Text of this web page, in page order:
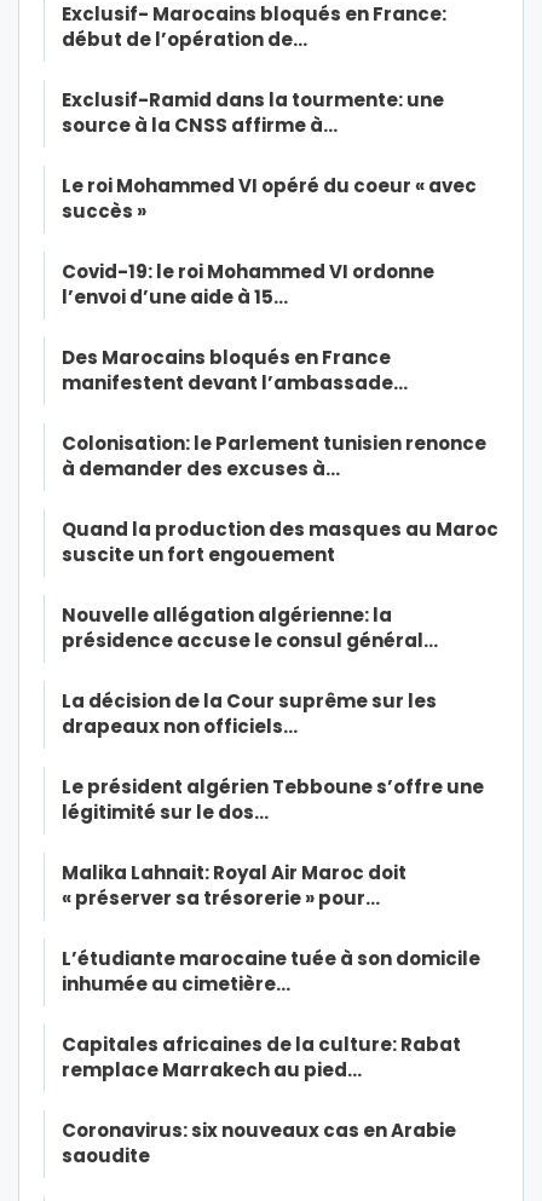
Exclusif- Marocains bloqués en France:
début de l’opération de…
Exclusif-Ramid dans la tourmente: une
source à la CNSS affirme à…
Le roi Mohammed VI opéré du coeur « avec
succès »
Covid-19: le roi Mohammed VI ordonne
l’envoi d’une aide à 15…
Des Marocains bloqués en France
manifestent devant l’ambassade…
Colonisation: le Parlement tunisien renonce
à demander des excuses à…
Quand la production des masques au Maroc
suscite un fort engouement
Nouvelle allégation algérienne: la
présidence accuse le consul général…
La décision de la Cour suprême sur les
drapeaux non officiels…
Le président algérien Tebboune s’offre une
légitimité sur le dos…
Malika Lahnait: Royal Air Maroc doit
« préserver sa trésorerie » pour…
L’étudiante marocaine tuée à son domicile
inhumée au cimetière…
Capitales africaines de la culture: Rabat
remplace Marrakech au pied…
Coronavirus: six nouveaux cas en Arabie
saoudite